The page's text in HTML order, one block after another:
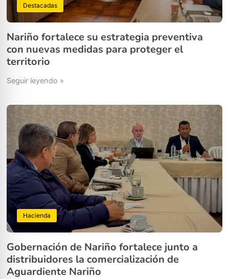
Destacadas
Nariño fortalece su estrategia preventiva
con nuevas medidas para proteger el
territorio
Seguir leyendo »
Hacienda
Gobernación de Nariño fortalece junto a
distribuidores la comercialización de
Aguardiente Nariño